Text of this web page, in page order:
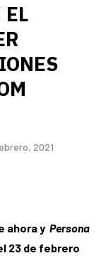
2021
ahora y Persona
23 de febrero